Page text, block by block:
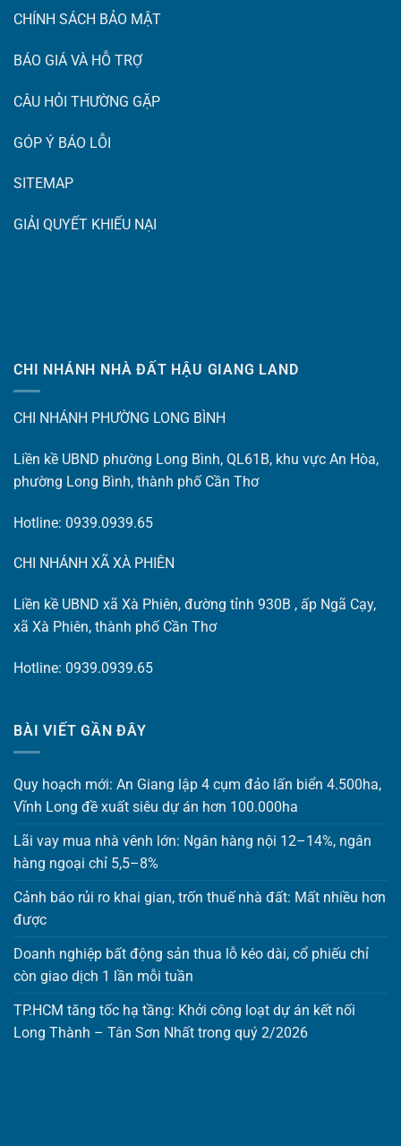
CHÍNH SÁCH BẢO MẬT
BÁO GIÁ VÀ HỖ TRỢ
CÂU HỎI THƯỜNG GẶP
GÓP Ý BÁO LỖI
SITEMAP
GIẢI QUYẾT KHIẾU NẠI
CHI NHÁNH NHÀ ĐẤT HẬU GIANG LAND
CHI NHÁNH PHƯỜNG LONG BÌNH
Liền kề UBND phường Long Bình, QL61B, khu vực An Hòa,
phường Long Bình, thành phố Cần Thơ
Hotline: 0939.0939.65
CHI NHÁNH XÃ XÀ PHIÊN
Liền kề UBND xã Xà Phiên, đường tỉnh 930B , ấp Ngã Cạy,
xã Xà Phiên, thành phố Cần Thơ
Hotline: 0939.0939.65
BÀI VIẾT GẦN ĐÂY
Quy hoạch mới: An Giang lập 4 cụm đảo lấn biển 4.500ha,
Vĩnh Long đề xuất siêu dự án hơn 100.000ha
Lãi vay mua nhà vênh lớn: Ngân hàng nội 12–14%, ngân
hàng ngoại chỉ 5,5–8%
Cảnh báo rủi ro khai gian, trốn thuế nhà đất: Mất nhiều hơn
được
Doanh nghiệp bất động sản thua lỗ kéo dài, cổ phiếu chỉ
còn giao dịch 1 lần mỗi tuần
TP.HCM tăng tốc hạ tầng: Khởi công loạt dự án kết nối
Long Thành – Tân Sơn Nhất trong quý 2/2026